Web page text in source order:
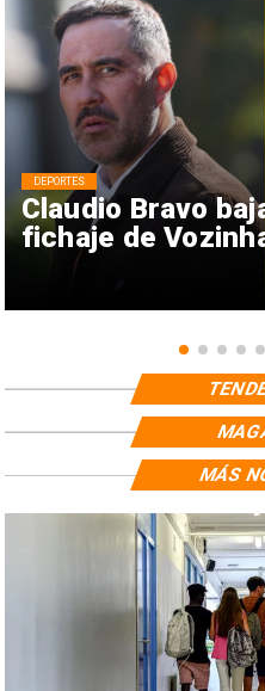
Claudio Bravo
fichaje de
DEPORTES
MÁS